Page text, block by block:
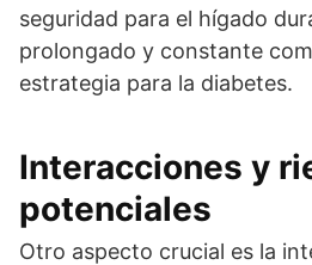
seguridad para el hígado
prolongado y constante
estrategia para la diabetes.
Interacciones y
potenciales
Otro aspecto crucial es la